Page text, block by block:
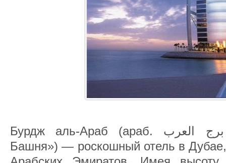
Бурдж аль-Араб (араб. برج العرب‎‎ буквально «Арабская
Башня») — роскошный отель в